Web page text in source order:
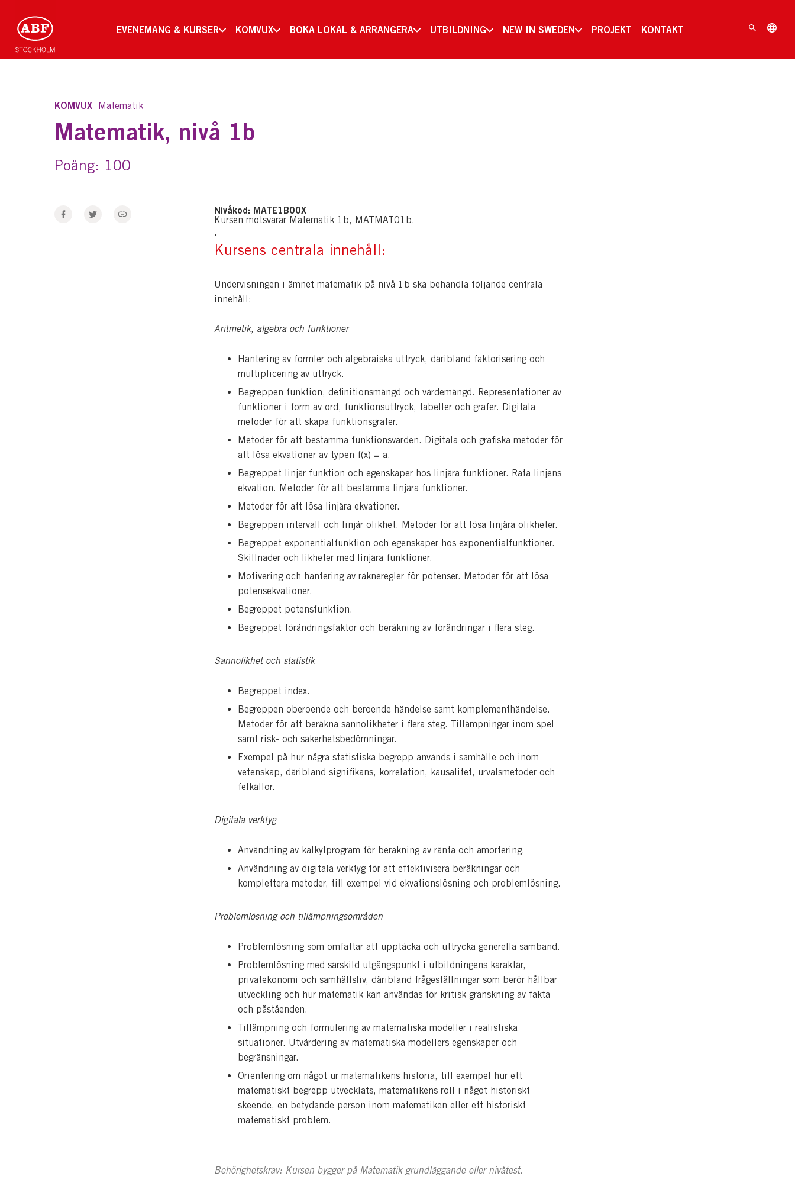
EVENEMANG & KURSER KOMVUX BOKA LOKAL & ARRANGERA UTBILDNING NEW IN SWEDEN PROJEKT KONTAKT
KOMVUX Matematik
Matematik, nivå 1b
Poäng: 100
Nivåkod: MATE1B00X
Kursen motsvarar Matematik 1b, MATMAT01b.
.
Kursens centrala innehåll:
Undervisningen i ämnet matematik på nivå 1b ska behandla följande centrala
innehåll:
Aritmetik, algebra och funktioner
Hantering av formler och algebraiska uttryck, däribland faktorisering och
multiplicering av uttryck.
Begreppen funktion, definitionsmängd och värdemängd. Representationer av
funktioner i form av ord, funktionsuttryck, tabeller och grafer. Digitala
metoder för att skapa funktionsgrafer.
Metoder för att bestämma funktionsvärden. Digitala och grafiska metoder för
att lösa ekvationer av typen f(x) = a.
Begreppet linjär funktion och egenskaper hos linjära funktioner. Räta linjens
ekvation. Metoder för att bestämma linjära funktioner.
Metoder för att lösa linjära ekvationer.
Begreppen intervall och linjär olikhet. Metoder för att lösa linjära olikheter.
Begreppet exponentialfunktion och egenskaper hos exponentialfunktioner.
Skillnader och likheter med linjära funktioner.
Motivering och hantering av räkneregler för potenser. Metoder för att lösa
potensekvationer.
Begreppet potensfunktion.
Begreppet förändringsfaktor och beräkning av förändringar i flera steg.
Sannolikhet och statistik
Begreppet index.
Begreppen oberoende och beroende händelse samt komplementhändelse.
Metoder för att beräkna sannolikheter i flera steg. Tillämpningar inom spel
samt risk- och säkerhetsbedömningar.
Exempel på hur några statistiska begrepp används i samhälle och inom
vetenskap, däribland signifikans, korrelation, kausalitet, urvalsmetoder och
felkällor.
Digitala verktyg
Användning av kalkylprogram för beräkning av ränta och amortering.
Användning av digitala verktyg för att effektivisera beräkningar och
komplettera metoder, till exempel vid ekvationslösning och problemlösning.
Problemlösning och tillämpningsområden
Problemlösning som omfattar att upptäcka och uttrycka generella samband.
Problemlösning med särskild utgångspunkt i utbildningens karaktär,
privatekonomi och samhällsliv, däribland frågeställningar som berör hållbar
utveckling och hur matematik kan användas för kritisk granskning av fakta
och påståenden.
Tillämpning och formulering av matematiska modeller i realistiska
situationer. Utvärdering av matematiska modellers egenskaper och
begränsningar.
Orientering om något ur matematikens historia, till exempel hur ett
matematiskt begrepp utvecklats, matematikens roll i något historiskt
skeende, en betydande person inom matematiken eller ett historiskt
matematiskt problem.
Behörighetskrav: Kursen bygger på Matematik grundläggande eller nivåtest.